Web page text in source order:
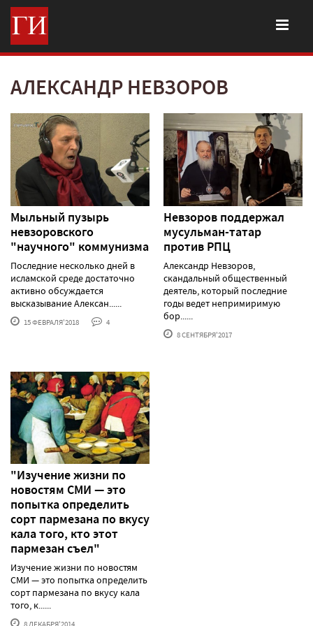
АЛЕКСАНДР НЕВЗОРОВ
Мыльный пузырь
невзоровского
"научного" коммунизма
Последние несколько дней в
исламской среде достаточно
активно обсуждается
высказывание Алексан......
15 ФЕВРАЛЯ'2018 4
Невзоров поддержал
мусульман-татар
против РПЦ
Александр Невзоров,
скандальный общественный
деятель, который последние
годы ведет непримиримую
бор......
8 СЕНТЯБРЯ'2017
"Изучение жизни по
новостям СМИ — это
попытка определить
сорт пармезана по вкусу
кала того, кто этот
пармезан съел"
Изучение жизни по новостям
СМИ — это попытка определить
сорт пармезана по вкусу кала
того, к......